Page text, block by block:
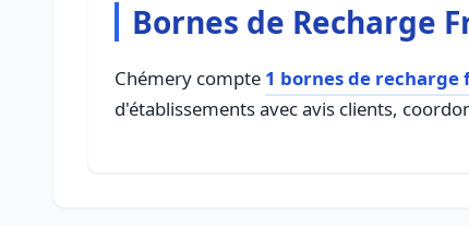
Bornes de Recharge
Chémery compte 1 bornes de recharge
d'établissements avec avis clients,